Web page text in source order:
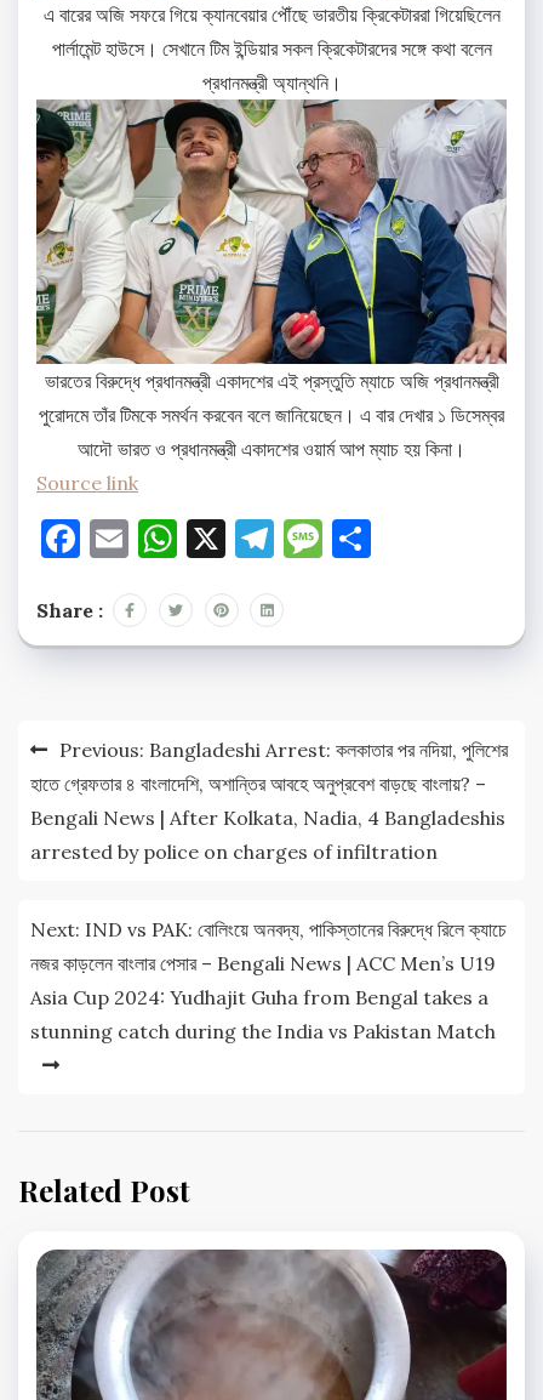
এ বারের অজি সফরে গিয়ে ক্যানবেয়ার পৌঁছে ভারতীয় ক্রিকেটাররা গিয়েছিলেন
পার্লামেন্ট হাউসে। সেখানে টিম ইন্ডিয়ার সকল ক্রিকেটারদের সঙ্গে কথা বলেন
প্রধানমন্ত্রী অ্যান্থনি।
ভারতের বিরুদ্ধে প্রধানমন্ত্রী একাদশের এই প্রস্তুতি ম্যাচে অজি প্রধানমন্ত্রী
পুরোদমে তাঁর টিমকে সমর্থন করবেন বলে জানিয়েছেন। এ বার দেখার ১ ডিসেম্বর
আদৌ ভারত ও প্রধানমন্ত্রী একাদশের ওয়ার্ম আপ ম্যাচ হয় কিনা।
Source link
Facebook
EmailWhatsApp
X Telegram
Message
Share :
Post
navigation
Previous: Bangladeshi Arrest: কলকাতার পর নদিয়া, পুলিশের
হাতে গ্রেফতার ৪ বাংলাদেশি, অশান্তির আবহে অনুপ্রবেশ বাড়ছে বাংলায়? –
Bengali News | After Kolkata, Nadia, 4 Bangladeshis
arrested by police on charges of infiltration
Next: IND vs PAK: বোলিংয়ে অনবদ্য, পাকিস্তানের বিরুদ্ধে রিলে ক্যাচে
নজর কাড়লেন বাংলার পেসার – Bengali News | ACC Men’s U19
Asia Cup 2024: Yudhajit Guha from Bengal takes a
stunning catch during the India vs Pakistan Match
Related Post